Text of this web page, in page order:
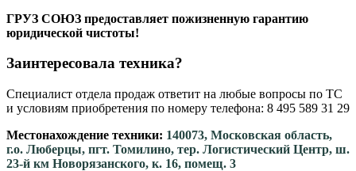
ГРУЗ СОЮЗ предоставляет пожизненную гарантию
юридической чистоты!
Заинтересовала техника?
Специалист отдела продаж ответит на любые вопросы по ТС
и условиям приобретения по номеру телефона: 8 495 589 31 29
Местонахождение техники: 140073, Московская область,
г.о. Люберцы, пгт. Томилино, тер. Логистический Центр, ш.
23-й км Новорязанского, к. 16, помещ. 3